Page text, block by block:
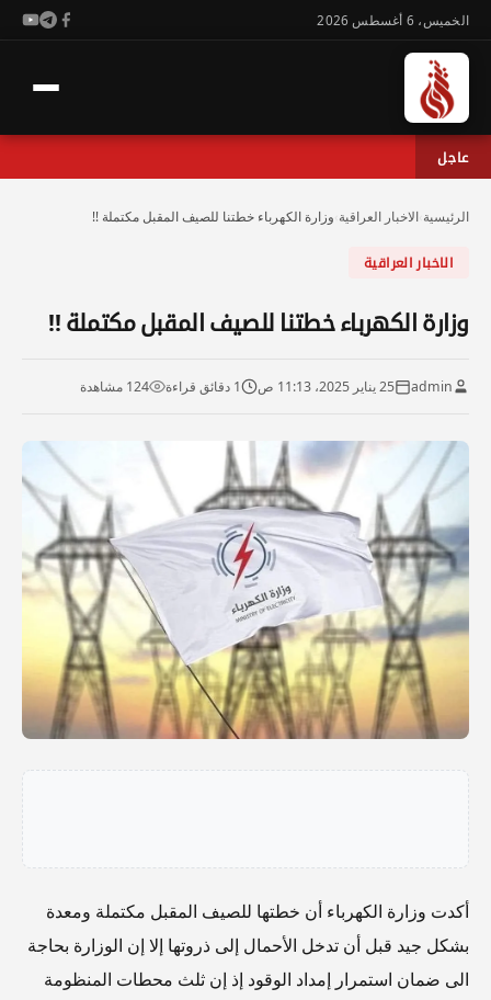
الخميس، 6 أغسطس 2026
عاجل
الرئيسية الاخبار العراقية وزارة الكهرباء خطتنا للصيف المقبل مكتملة !!
الاخبار العراقية
وزارة الكهرباء خطتنا للصيف المقبل مكتملة !!
admin 25 يناير 2025، 11:13 ص 1 دقائق قراءة 124 مشاهدة
أكدت وزارة الكهرباء أن خطتها للصيف المقبل مكتملة ومعدة
بشكل جيد قبل أن تدخل الأحمال إلى ذروتها إلا إن الوزارة بحاجة
الى ضمان استمرار إمداد الوقود إذ إن ثلث محطات المنظومة